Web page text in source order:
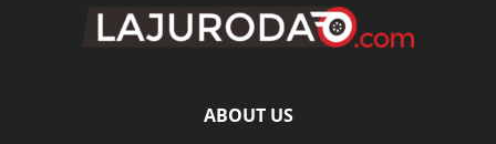
ABOUT US